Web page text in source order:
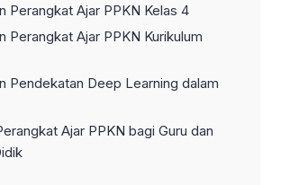
Perangkat Ajar PPKN Kelas 4
Perangkat Ajar PPKN Kurikulum
Pendekatan Deep Learning dalam
Ajar PPKN bagi Guru dan